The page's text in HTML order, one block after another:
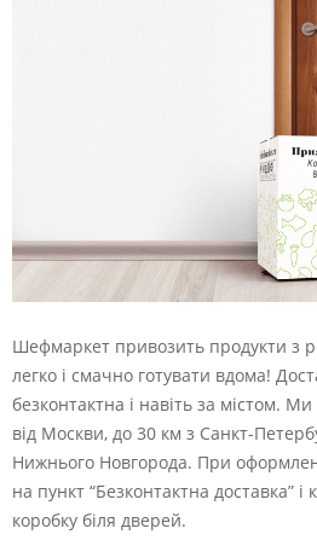
Шефмаркет привозить продукти з
легко і смачно готувати вдома!
безконтактна і навіть за містом.
від Москви, до 30 км з Санкт-
Нижнього Новгорода. При
на пункт “Безконтактна доставка”
коробку біля дверей.